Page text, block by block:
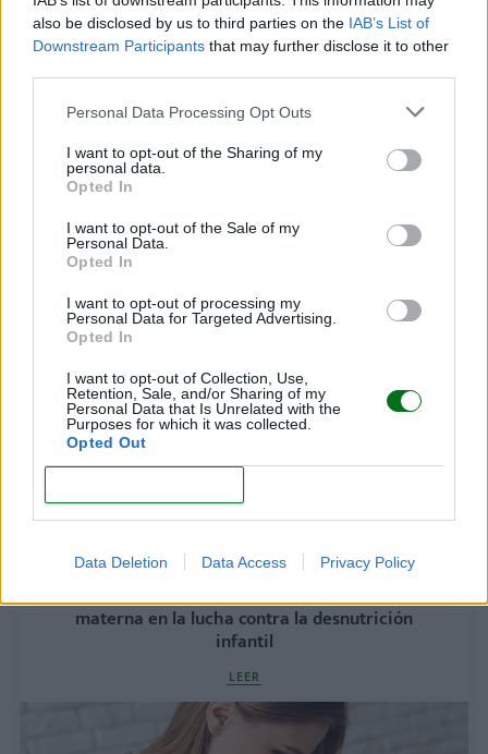
also be disclosed by us to third parties on the IAB’s List of
Downstream Participants that may further disclose it to other
Personal Data Processing Opt Outs
I want to opt-out of the Sharing of my
personal data.
Opted In
I want to opt-out of the Sale of my
Personal Data.
Opted In
I want to opt-out of processing my
Personal Data for Targeted Advertising.
Opted In
I want to opt-out of Collection, Use,
Retention, Sale, and/or Sharing of my
Personal Data that Is Unrelated with the
Purposes for which it was collected.
Opted Out
Data Deletion Data Access Privacy Policy
"Cerrando la brecha: apoyo a la lactancia
materna en todas las situaciones"
LEER
Nutrir con amor: la importancia de la lactancia
materna en la lucha contra la desnutrición
infantil
LEER